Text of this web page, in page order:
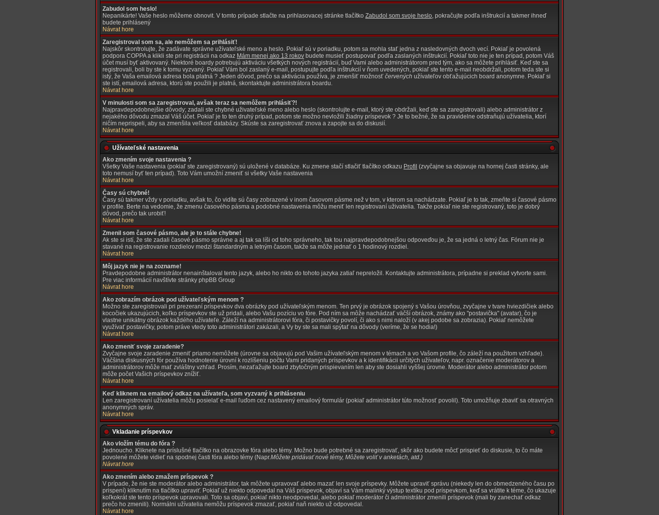
Zabudol som heslo!
Nepanikárte! Vaše heslo môžeme obnovit. V tomto prípade stlačte na prihlasovacej stránke tlačítko Zabudol som svoje heslo, pokračujte podľa inštrukcií a takmer ihneď
budete prihlásený
Návrat hore
Zaregistroval som sa, ale nemôžem sa prihlásiť!
Najskôr skontrolujte, že zadávate správne užívateľské meno a heslo. Pokiaľ sú v poriadku, potom sa mohla stať jedna z nasledovných dvoch vecí. Pokiaľ je povolená
podpora COPPA a klikli ste pri registrácii na odkaz Mám menej ako 13 rokov budete musieť postupovať podľa zaslaných inštrukcií. Pokiaľ toto nie je ten prípad, potom Váš
účet musí byť aktivovaný. Niektoré boardy potrebujú aktiváciu všetkých nových registrácií, buď Vami alebo administrátorom pred tým, ako sa môžete prihlásiť. Keď ste sa
registrovali, boli by ste k tomu vyzvaný. Pokiaľ Vám bol zaslaný e-mail, postupujte podľa inštrukcií v ňom uvedených, pokiaľ ste tento e-mail neobdržali, potom teda ste si
istý, že Vaša emailová adresa bola platná ? Jeden dôvod, prečo sa aktivácia používa, je zmenšiť možnosť červených užívateľov obťažujúcich board anonymne. Pokiaľ si
ste istí, emailová adresa, ktorú ste použili je platná, skontaktujte administrátora boardu.
Návrat hore
V minulosti som sa zaregistroval, avšak teraz sa nemôžem prihlásiť?!
Najpravdepodobnejšie dôvody; zadali ste chybné uživateľské meno alebo heslo (skontrolujte e-mail, ktorý ste obdržali, keď ste sa zaregistrovali) alebo administrátor z
nejakého dôvodu zmazal Váš účet. Pokiaľ je to ten druhý prípad, potom ste možno nevložili žiadny príspevok ? Je to bežné, že sa pravidelne odstraňujú užívatelia, ktorí
ničím neprispeli, aby sa zmenšila veľkosť databázy. Skúste sa zaregistrovať znova a zapojte sa do diskusií.
Návrat hore
Užívateľské nastavenia
Ako zmením svoje nastavenia ?
Všetky Vaše nastavenia (pokiaľ ste zaregistrovaný) sú uložené v databáze. Ku zmene stačí stlačiť tlačítko odkazu Profil (zvyčajne sa objavuje na hornej časti stránky, ale
toto nemusí byť ten prípad). Toto Vám umožní zmeniť si všetky Vaše nastavenia
Návrat hore
Časy sú chybné!
Časy sú takmer vždy v poriadku, avšak to, čo vidíte sú časy zobrazené v inom časovom pásme než v tom, v kterom sa nachádzate. Pokiaľ je to tak, zmeňte si časové pásmo
v profile. Berte na vedomie, že zmenu časového pásma a podobné nastavenia môžu meniť len registrovaní uživatelia. Takže pokiaľ nie ste registrovaný, toto je dobrý
dôvod, prečo tak urobiť!
Návrat hore
Zmenil som časové pásmo, ale je to stále chybne!
Ak ste si istí, že ste zadali časové pásmo správne a aj tak sa líši od toho správneho, tak tou najpravdepodobnejšou odpoveďou je, že sa jedná o letný čas. Fórum nie je
stavané na registrovanie rozdielov medzi štandardným a letným časom, takže sa môže jednať o 1 hodinový rozdiel.
Návrat hore
Môj jazyk nie je na zozname!
Pravdepodobne administrátor nenainštaloval tento jazyk, alebo ho nikto do tohoto jazyka zatiaľ nepreložil. Kontaktujte administrátora, prípadne si preklad vytvorte sami.
Pre viac informácií navštívte stránky phpBB Group
Návrat hore
Ako zobrazím obrázok pod užívateľským menom ?
Možno ste zaregistrovali pri prezeraní príspevkov dva obrázky pod užívateľským menom. Ten prvý je obrázok spojený s Vašou úrovňou, zvyčajne v tvare hviezdičiek alebo
kocočiek ukazujúcich, koľko príspevkov ste už pridali, alebo Vašu pozíciu vo fóre. Pod ním sa môže nachádzať väčší obrázok, známy ako "postavička" (avatar), čo je
vlastne unikátny obrázok každého užívateľe. Záleží na administrátorovi fóra, či postavičky povolí, či ako s nimi naloží (v akej podobe sa zobrazia). Pokiaľ nemôžete
využívať postavičky, potom práve vtedy toto administrátori zakázali, a Vy by ste sa mali spýtať na dôvody (veríme, že se hodia!)
Návrat hore
Ako zmeniť svoje zaradenie?
Zvyčajne svoje zaradenie zmeniť priamo nemôžete (úrovne sa objavujú pod Vašim užívateľským menom v témach a vo Vašom profile, čo záleží na použitom vzhľade).
Väčšina diskusných fór používa hodnotenie úrovní k rozlíšeniu počtu Vami pridaných príspevkov a k identifikácii určitých užívateľov, napr. označenie moderátorov a
administrátorov môže mať zvláštny vzhľad. Prosím, nezaťažujte board zbytočným prispievaním len aby ste dosiahli vyššej úrovne. Moderátor alebo administrátor potom
môže počet Vašich príspevkov znížiť.
Návrat hore
Keď kliknem na emailový odkaz na užívateľa, som vyzvaný k prihláseniu
Len zaregistrovaní užívatelia môžu posielať e-mail ľuďom cez nastavený emailový formulár (pokiaľ administrátor túto možnosť povolil). Toto umožňuje zbaviť sa otravných
anonymných správ.
Návrat hore
Vkladanie príspevkov
Ako vložím tému do fóra ?
Jednoucho. Kliknete na príslušné tlačítko na obrazovke fóra alebo témy. Možno bude potrebné sa zaregistrovať, skôr ako budete môcť prispieť do diskusie, to čo máte
povolené môžete vidieť na spodnej časti fóra alebo témy (Napr.Môžete pridávať nové témy, Môžete voliť v anketách, atd.)
Návrat hore
Ako zmením alebo zmažem príspevok ?
V prípade, že nie ste moderátor alebo administrátor, tak môžete upravovať alebo mazať len svoje príspevky. Môžete upraviť správu (niekedy len do obmedzeného času po
prispení) kliknutím na tlačítko upraviť. Pokiaľ už niekto odpovedal na Váš príspevok, objaví sa Vám malinký výstup textíku pod príspevkom, keď sa vrátite k téme, čo ukazuje
koľkokrát ste tento príspevok upravovali. Toto sa objaví, pokiaľ nikto neodpovedal, alebo pokiaľ moderátor či administrátor zmenili príspevok (mali by zanechať odkaz
prečo ho zmenili). Normálni užívatelia nemôžu príspevok zmazať, pokiaľ naň niekto už odpovedal.
Návrat hore